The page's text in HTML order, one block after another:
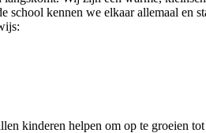
kennen we elkaar allemaal en
kinderen helpen om op te groeien